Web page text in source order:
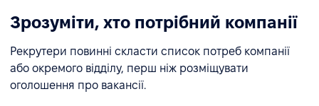
Зрозуміти, хто потрібний компанії
Рекрутери повинні скласти список потреб компанії
або окремого відділу, перш ніж розміщувати
оголошення про вакансії.